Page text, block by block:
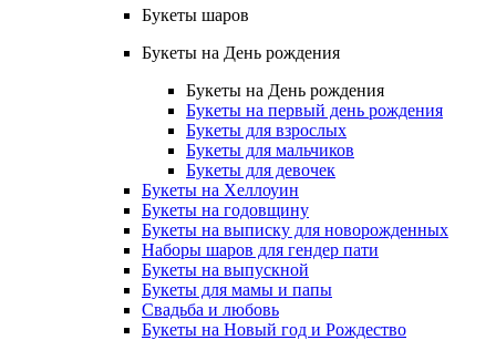
Букеты шаров
Букеты на День рождения
Букеты на День рождения
Букеты на первый день рождения
Букеты для взрослых
Букеты для мальчиков
Букеты для девочек
Букеты на Хеллоуин
Букеты на годовщину
Букеты на выписку для новорожденных
Наборы шаров для гендер пати
Букеты на выпускной
Букеты для мамы и папы
Свадьба и любовь
Букеты на Новый год и Рождество